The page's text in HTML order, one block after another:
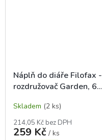
Náplň do diáře Filofax -
rozdružovač Garden, 6
Skladem (2 ks)
214,05 Kč bez DPH
259 Kč / ks